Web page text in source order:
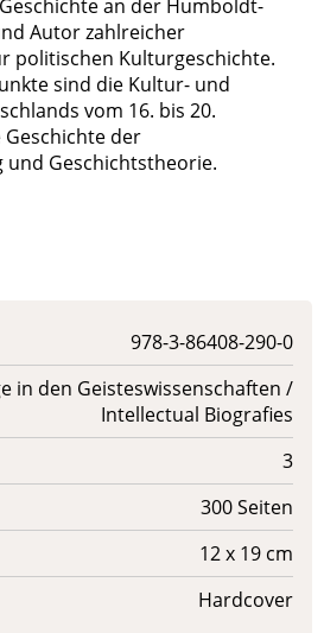
an der Humboldt-
Autor zahlreicher
politischen Kulturgeschichte.
sind die Kultur- und
vom 16. bis 20.
der
und Geschichtstheorie.
978-3-86408-290-0
in den Geisteswissenschaften /
Intellectual Biografies
3
300 Seiten
12 x 19 cm
Hardcover